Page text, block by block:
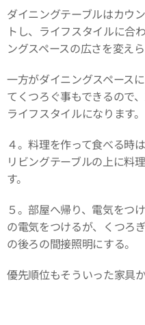
ダイニングテーブルはカウ
トし、ライフスタイルに合
ングスペースの広さを変え
一方がダイニングスペース
てくつろぐ事もできるので
ライフスタイルになります。
４。料理を作って食べる時
リビングテーブルの上に料
す。
５。部屋へ帰り、電気をつ
の電気をつけるが、くつろ
の後ろの間接照明にする。
優先順位もそういった家具